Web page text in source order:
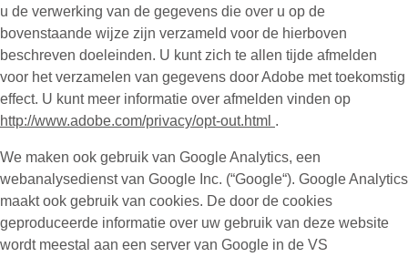
u de verwerking van de gegevens die over u op de
bovenstaande wijze zijn verzameld voor de hierboven
beschreven doeleinden. U kunt zich te allen tijde afmelden
voor het verzamelen van gegevens door Adobe met toekomstig
effect. U kunt meer informatie over afmelden vinden op
http://www.adobe.com/privacy/opt-out.html .
We maken ook gebruik van Google Analytics, een
webanalysedienst van Google Inc. (“Google“). Google Analytics
maakt ook gebruik van cookies. De door de cookies
geproduceerde informatie over uw gebruik van deze website
wordt meestal aan een server van Google in de VS